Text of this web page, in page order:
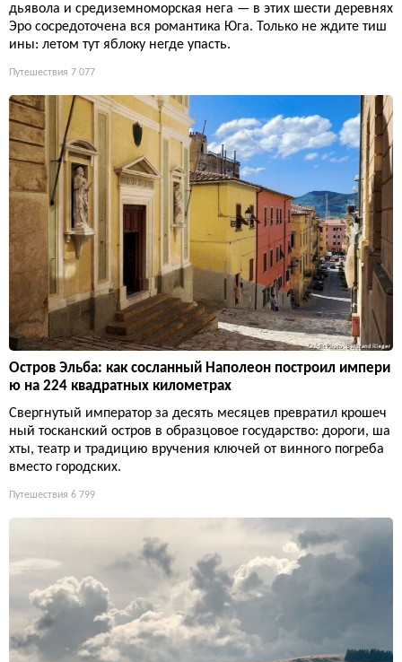
дьявола и средиземноморская нега — в этих шести деревнях
Эро сосредоточена вся романтика Юга. Только не ждите тиш
ины: летом тут яблоку негде упасть.
Путешествия 7 077
Остров Эльба: как сосланный Наполеон построил импери
ю на 224 квадратных километрах
Свергнутый император за десять месяцев превратил крошеч
ный тосканский остров в образцовое государство: дороги, ша
хты, театр и традицию вручения ключей от винного погреба
вместо городских.
Путешествия 6 799